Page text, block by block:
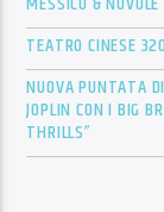
TEATRO CINESE
NUOVA PUNTATA
JOPLIN CON I BIG
THRILLS”